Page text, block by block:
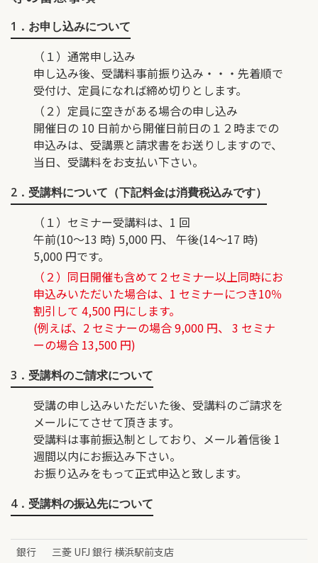
1．お申し込みについて
（１）通常申し込み
申し込み後、受講料事前振り込み・・・先着順で
受付け、定員になれば締め切りとします。
（２）定員に空きがある場合の申し込み
開催日の 10 日前から開催日前日の１２時までの
申込みは、受講票と請求書をお送りしますので、
当日、受講料をお支払い下さい。
2．受講料について（下記料金は消費税込みです）
（１）セミナー受講料は、1 回
午前(10～13 時) 5,000 円、 午後(14～17 時)
5,000 円です。
（２）同日開催も含めて２セミナー以上同時にお
申込みいただいた場合は、1 セミナーにつき10％
割引して 4,500 円にします。
(例えば、2 セミナーの場合 9,000 円、 3 セミナ
ーの場合 13,500 円)
3．受講料のご請求について
受講の申し込みいただいた後、受講料のご請求を
メールにてさせて頂きます。
受講料は事前振込制としており、メール着信後 1
週間以内にお振込み下さい。
お振り込みをもって正式申込と致します。
4．受講料の振込先について
銀行
三菱 UFJ 銀行 横浜駅前支店